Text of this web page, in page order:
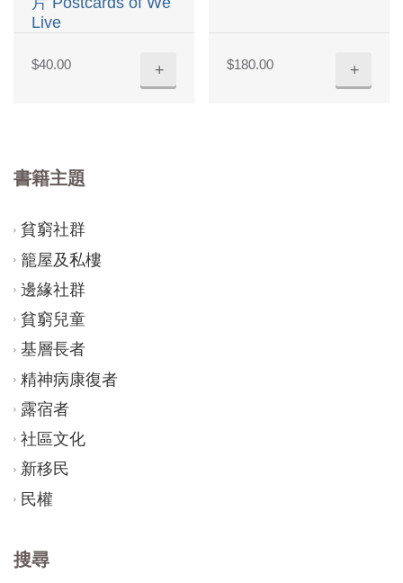
Live
$40.00 + $180.00 +
書籍主題
貧窮社群
籠屋及私樓
邊緣社群
貧窮兒童
基層長者
精神病康復者
露宿者
社區文化
新移民
民權
搜尋